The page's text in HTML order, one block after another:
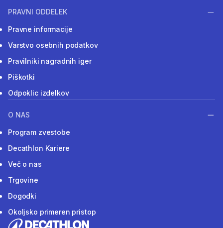
PRAVNI ODDELEK
Pravne informacije
Varstvo osebnih podatkov
Pravilniki nagradnih iger
Piškotki
Odpoklic izdelkov
O NAS
Program zvestobe
Decathlon Kariere
Več o nas
Trgovine
Dogodki
Okoljsko primeren pristop